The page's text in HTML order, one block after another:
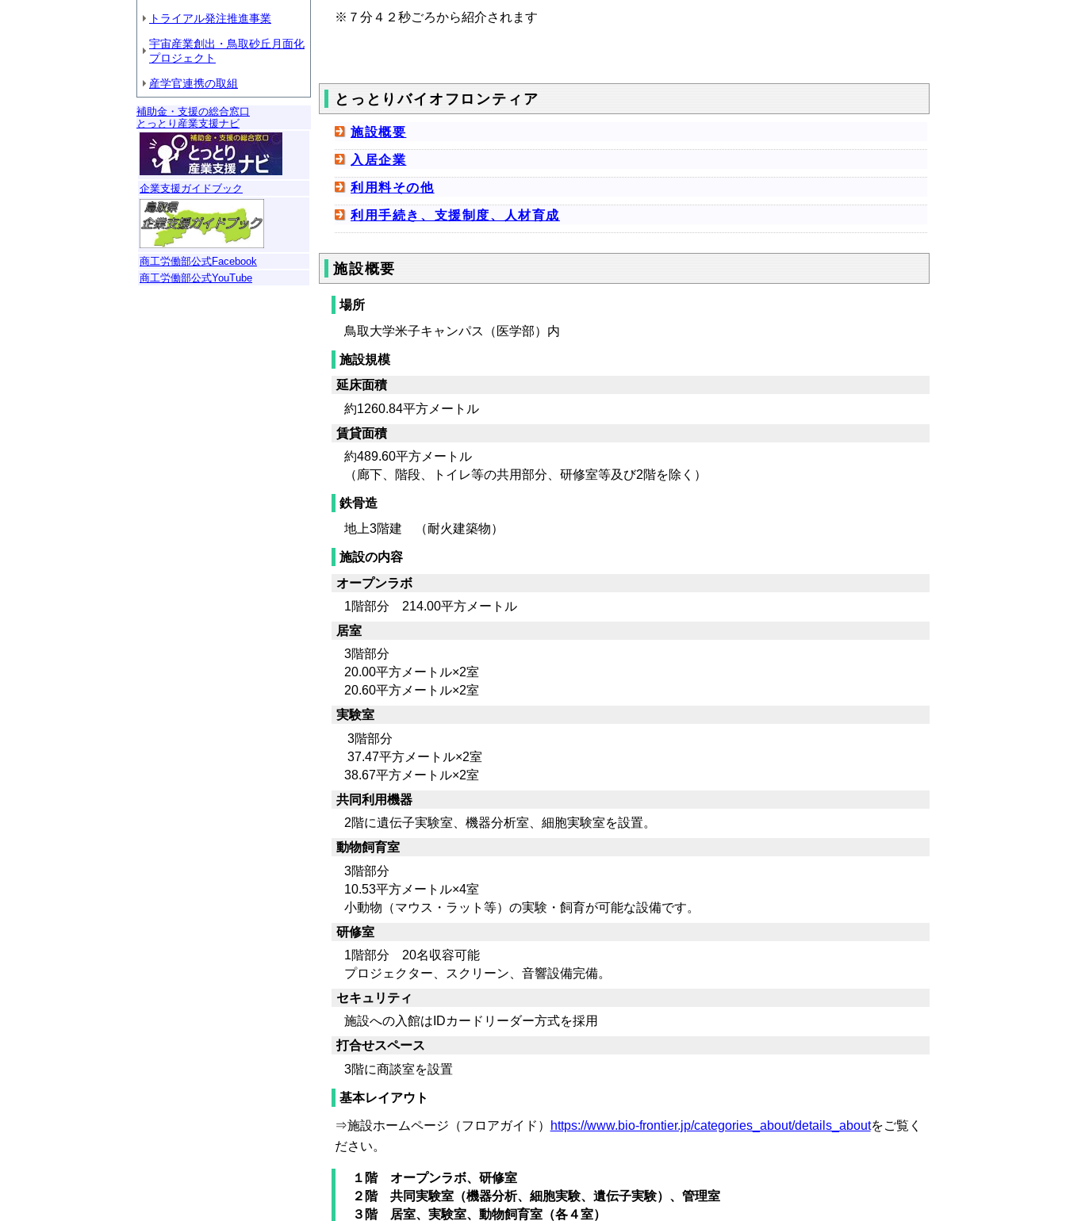
トライアル発注推進事業
宇宙産業創出・鳥取砂丘月面化
プロジェクト
産学官連携の取組
補助金・支援の総合窓口
とっとり産業支援ナビ
企業支援ガイドブック
商工労働部公式Facebook
商工労働部公式YouTube
※７分４２秒ごろから紹介されます
とっとりバイオフロンティア
施設概要
入居企業
利用料その他
利用手続き、支援制度、人材育成
施設概要
場所
鳥取大学米子キャンパス（医学部）内
施設規模
延床面積
約1260.84平方メートル
賃貸面積
約489.60平方メートル
（廊下、階段、トイレ等の共用部分、研修室等及び2階を除く）
鉄骨造
地上3階建 （耐火建築物）
施設の内容
オープンラボ
1階部分 214.00平方メートル
居室
3階部分
20.00平方メートル×2室
20.60平方メートル×2室
実験室
3階部分
37.47平方メートル×2室
38.67平方メートル×2室
共同利用機器
2階に遺伝子実験室、機器分析室、細胞実験室を設置。
動物飼育室
3階部分
10.53平方メートル×4室
小動物（マウス・ラット等）の実験・飼育が可能な設備です。
研修室
1階部分 20名収容可能
プロジェクター、スクリーン、音響設備完備。
セキュリティ
施設への入館はIDカードリーダー方式を採用
打合せスペース
3階に商談室を設置
基本レイアウト
⇒施設ホームページ（フロアガイド） https://www.bio-frontier.jp/categories_about/details_aboutをご覧く
ださい。
１階 オープンラボ、研修室
２階 共同実験室（機器分析、細胞実験、遺伝子実験）、管理室
３階 居室、実験室、動物飼育室（各４室）